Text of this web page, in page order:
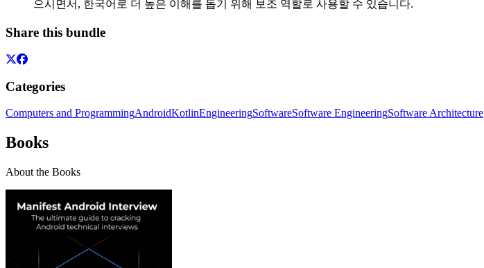
으시면서, 한국어로 더 높은 이해를 돕기 위해 보조 역할로 사용할 수 있습니다.
Share this bundle
Categories
Computers and ProgrammingAndroidKotlinEngineeringSoftwareSoftware EngineeringSoftware Architecture
Books
About the Books